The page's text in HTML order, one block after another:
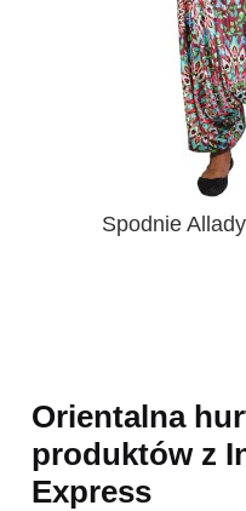
Spodnie
Orientalna
produktów z
Express